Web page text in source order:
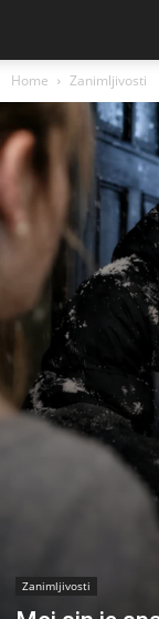
Home Zanimljivosti
Zanimljivosti